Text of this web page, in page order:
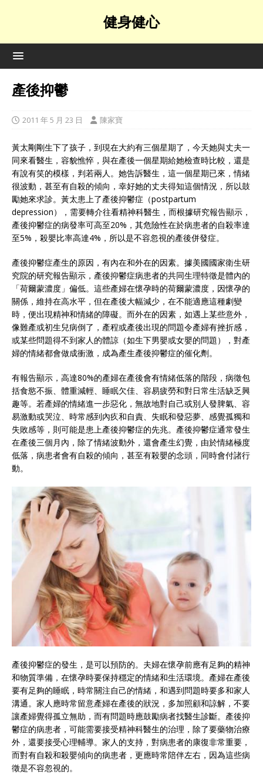
健身健心
產後抑鬱
2011 年 5 月 23 日 陳家寶
黃太剛剛生下了孩子，到現在大約有三個星期了，今天她與丈夫一
同來看醫生，容貌憔悴，與在產後一個星期給她檢查時比較，還是
有說有笑的模樣，判若兩人。她告訴醫生，這一個星期已來，情緒
很波動，甚至有自殺的傾向，幸好她的丈夫得知這個情況，所以鼓
勵她來求診。黃太患上了產後抑鬱症（postpartum
depression），需要轉介往看精神科醫生，而根據研究報告顯示，
產後抑鬱症的病發率可高至20%，其危險性在於病患者的自殺率達
至5%，殺嬰比率高達4%，所以是不容忽視的產後併發症。
產後抑鬱症產生的原因，有內在和外在的因素。據美國國家衛生研
究院的研究報告顯示，產後抑鬱症病患者的共同生理特徵是體內的
「荷爾蒙濃度」偏低。這些產婦在懷孕時的荷爾蒙濃度，因懷孕的
關係，維持在高水平，但在產後大幅減少，在不能適應這種劇變
時，便出現精神和情緒的障礙。而外在的因素，如遇上某些意外，
像難產或初生兒病倒了，產程或產後出現的問題令產婦有挫折感，
或某些問題得不到家人的體諒（如生下男嬰或女嬰的問題），對產
婦的情緒都會做成衝激，成為產生產後抑鬱症的催化劑。
有報告顯示，高達80%的產婦在產後會有情緒低落的階段，病徵包
括食慾不振、體重減輕、睡眠欠佳、容易疲勞和對日常生活缺乏興
趣等。若產婦的情緒進一步惡化，無故地對自己或別人發脾氣、容
易激動或哭泣、時常感到內疚和自責、失眠和發惡夢、感覺孤獨和
失敗感等，則可能是患上產後抑鬱症的先兆。產後抑鬱症通常發生
在產後三個月內，除了情緒波動外，還會產生幻覺，由於情緒極度
低落，病患者會有自殺的傾向，甚至有殺嬰的念頭，同時會付諸行
動。
產後抑鬱症的發生，是可以預防的。夫婦在懷孕前應有足夠的精神
和物質準備，在懷孕時要保持穩定的情緒和生活環境。產婦在產後
要有足夠的睡眠，時常關注自己的情緒，和遇到問題時要多和家人
溝通。家人應時常留意產婦在產後的狀況，多加照顧和諒解，不要
讓產婦覺得孤立無助，而有問題時應鼓勵病者找醫生診斷。產後抑
鬱症的病患者，可能需要接受精神科醫生的治理，除了要藥物治療
外，還要接受心理輔導。家人的支持，對病患者的康復非常重要，
而對有自殺和殺嬰傾向的病患者，更應時常陪伴左右，因為這些病
徵是不容忽視的。